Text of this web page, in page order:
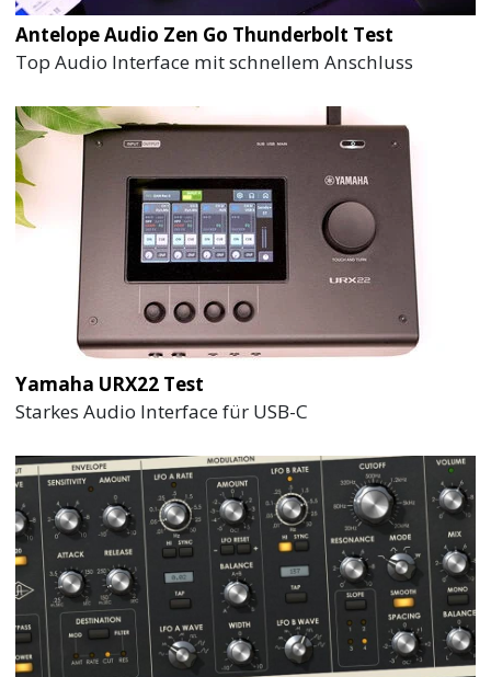
Antelope Audio Zen Go Thunderbolt Test
Top Audio Interface mit schnellem Anschluss
Yamaha URX22 Test
Starkes Audio Interface für USB-C